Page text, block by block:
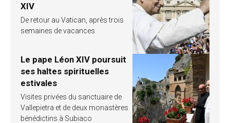
XIV
De retour au Vatican, après trois
semaines de vacances
Le pape Léon XIV poursuit
ses haltes spirituelles
estivales
Visites privées du sanctuaire de
Vallepietra et de deux monastères
bénédictins à Subiaco